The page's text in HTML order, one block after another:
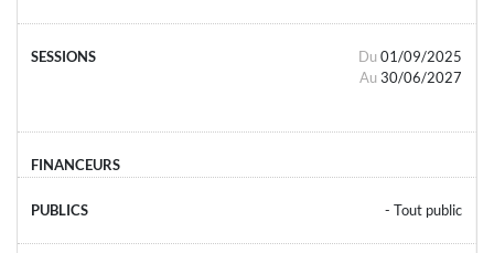
Du 01/09/2025
Au 30/06/2027
- Tout public